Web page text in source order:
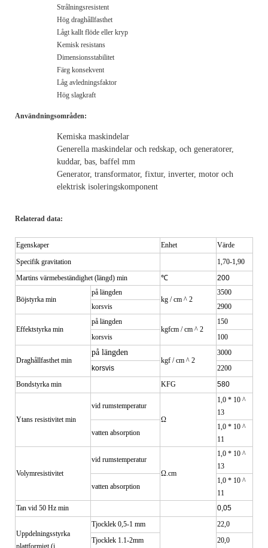
Strålningsresistent
Hög draghållfasthet
Lågt kallt flöde eller kryp
Kemisk resistans
Dimensionsstabilitet
Färg konsekvent
Låg avledningsfaktor
Hög slagkraft
Användningsområden:
Kemiska maskindelar
Generella maskindelar och redskap, och generatorer,
kuddar, bas, baffel mm
Generator, transformator, fixtur, inverter, motor och
elektrisk isoleringskomponent
Relaterad data:
Egenskaper Enhet
Värde
Specifik gravitation
1,70-1,90
Martins värmebeständighet (längd) min
℃ 200
Böjstyrka min
på längden
kg / cm ^ 2
3500
korsvis
2900
Effektstyrka min
på längden
kgfcm / cm ^ 2
150
korsvis
100
Draghållfasthet min
på längden
kgf / cm ^ 2
3000
korsvis
2200
Bondstyrka min
KFG 580
Ytans resistivitet min
vid rumstemperatur
Ω
1,0 * 10 ^
13
vatten absorption
1,0 * 10 ^
11
Volymresistivitet
vid rumstemperatur
Ω.cm
1,0 * 10 ^
13
vatten absorption
1,0 * 10 ^
11
Tan vid 50 Hz min
0,05
Uppdelningsstyrka
Tjocklek 0,5-1 mm
22,0
Tjocklek 1.1-2mm
20,0